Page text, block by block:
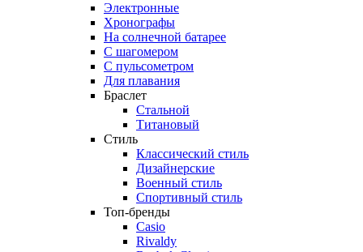
Электронные
Хронографы
На солнечной батарее
С шагомером
С пульсометром
Для плавания
Браслет
Стальной
Титановый
Стиль
Классический стиль
Дизайнерские
Военный стиль
Спортивный стиль
Топ-бренды
Casio
Rivaldy